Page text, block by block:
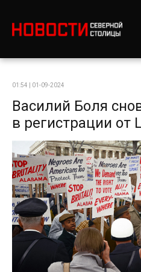
01:54 | 01-09-2024
Василий Боля
в регистрации